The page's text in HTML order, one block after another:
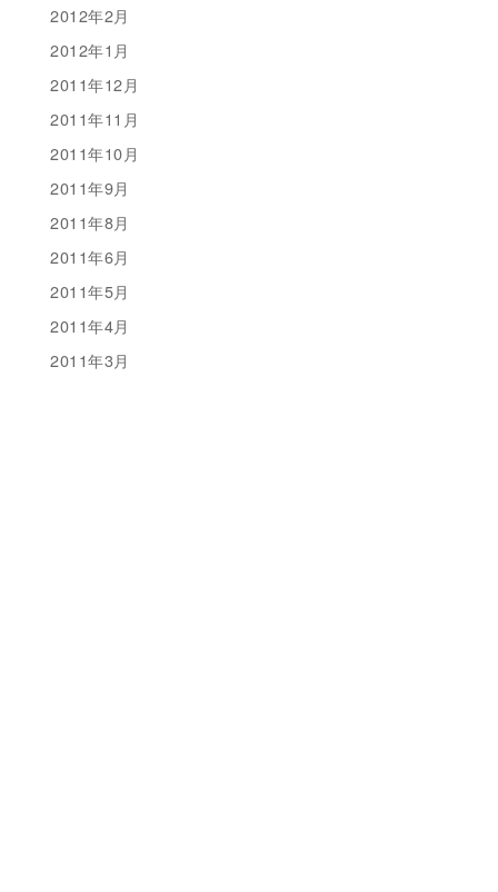
2012年2月
2012年1月
2011年12月
2011年11月
2011年10月
2011年9月
2011年8月
2011年6月
2011年5月
2011年4月
2011年3月